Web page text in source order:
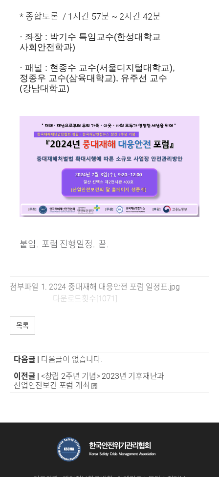
* 종합토론 / 1시간 57분 ~ 2시간 42분
· 좌장 : 박기수 특임교수(한성대학교
사회안전학과)
· 패널 : 현종수 교수(서울디지털대학교),
정종우 교수(삼육대학교), 유주선 교수
(강남대학교)
붙임. 포럼 진행일정. 끝.
첨부파일
2024 중대재해 대응안전 포럼 일정표.jpg
다운로드횟수[1071]
목록
다음글 | 다음글이 없습니다.
이전글 | <창립 2주년 기념> 2023년 기후재난과
산업안전보건 포럼 개최